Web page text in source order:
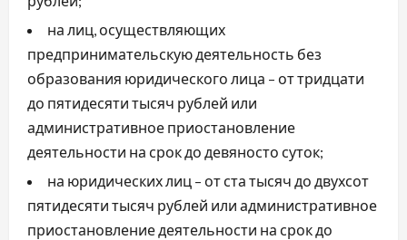
на лиц, осуществляющих
предпринимательскую деятельность без
образования юридического лица – от тридцати
до пятидесяти тысяч рублей или
административное приостановление
деятельности на срок до девяносто суток;
на юридических лиц – от ста тысяч до двухсот
пятидесяти тысяч рублей или административное
приостановление деятельности на срок до